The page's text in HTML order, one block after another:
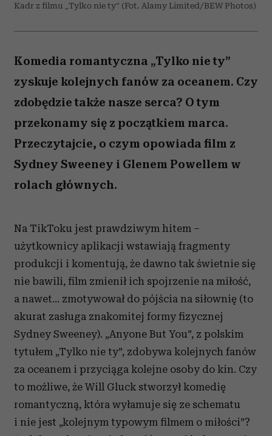
Kadr z filmu „Tylko nie ty” (Fot. Alamy Limited/BEW Photos)
Komedia romantyczna „Tylko nie ty”
zyskuje kolejnych fanów za oceanem. Czy
zdobędzie także nasze serca? O tym
przekonamy się z początkiem marca.
Przeczytajcie, o czym opowiada film z
Sydney Sweeney i Glenem Powellem w
rolach głównych.
Na TikToku jest prawdziwym hitem –
użytkownicy aplikacji wstawiają fragmenty
produkcji i komentują, że dawno tak świetnie się
nie bawili, film zmienił ich spojrzenie na miłość,
a nawet… zmotywował do pójścia na siłownię (to
akurat zasługa znakomitej formy fizycznej
Sydney Sweeney). „Anyone But You”, z polskim
tytułem „Tylko nie ty”, zdobywa kolejnych fanów
za oceanem i przyciąga kolejne osoby do kin. Czy
to możliwe, że Will Gluck stworzył komedię
romantyczną, która wyłamuje się ze schematu
i nie jest „kolejnym typowym filmem o miłości”?